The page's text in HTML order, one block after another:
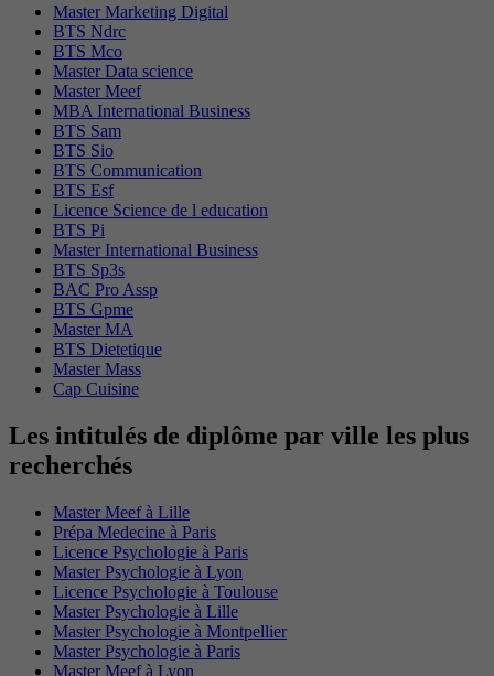
Master Marketing Digital
BTS Ndrc
BTS Mco
Master Data science
Master Meef
MBA International Business
BTS Sam
BTS Sio
BTS Communication
BTS Esf
Licence Science de l education
BTS Pi
Master International Business
BTS Sp3s
BAC Pro Assp
BTS Gpme
Master MA
BTS Dietetique
Master Mass
Cap Cuisine
Les intitulés de diplôme par ville les plus
recherchés
Master Meef à Lille
Prépa Medecine à Paris
Licence Psychologie à Paris
Master Psychologie à Lyon
Licence Psychologie à Toulouse
Master Psychologie à Lille
Master Psychologie à Montpellier
Master Psychologie à Paris
Master Meef à Lyon